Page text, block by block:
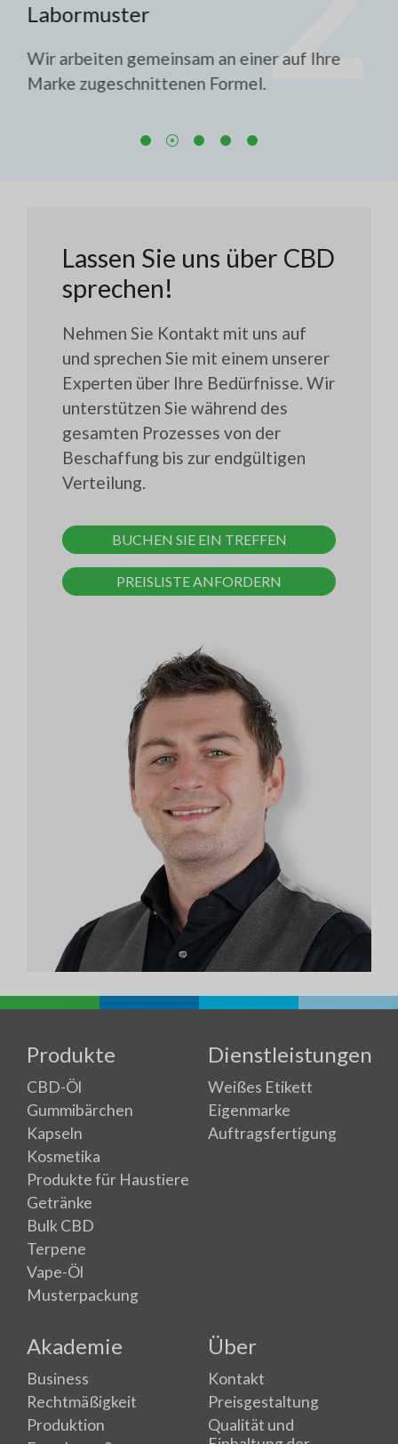
Labormuster
Wir arbeiten gemeinsam an einer auf Ihre
Marke zugeschnittenen Formel.
Lassen Sie uns über CBD
sprechen!
Nehmen Sie Kontakt mit uns auf
und sprechen Sie mit einem unserer
Experten über Ihre Bedürfnisse. Wir
unterstützen Sie während des
gesamten Prozesses von der
Beschaffung bis zur endgültigen
Verteilung.
BUCHEN SIE EIN TREFFEN
PREISLISTE ANFORDERN
Produkte
CBD-Öl
Gummibärchen
Kapseln
Kosmetika
Produkte für Haustiere
Getränke
Bulk CBD
Terpene
Vape-Öl
Musterpackung
Dienstleistungen
Weißes Etikett
Eigenmarke
Auftragsfertigung
Akademie
Business
Rechtmäßigkeit
Produktion
Über
Kontakt
Preisgestaltung
Qualität und